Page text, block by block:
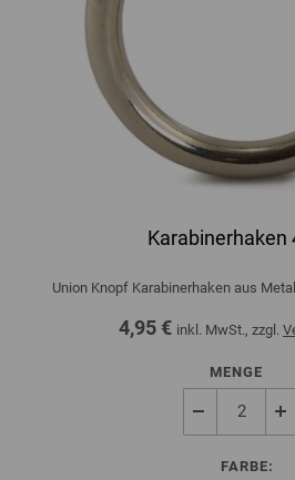
Karabinerhaken
Union Knopf Karabinerhaken aus
4,95 € inkl. MwSt., zzgl.
MENGE
FARBE: